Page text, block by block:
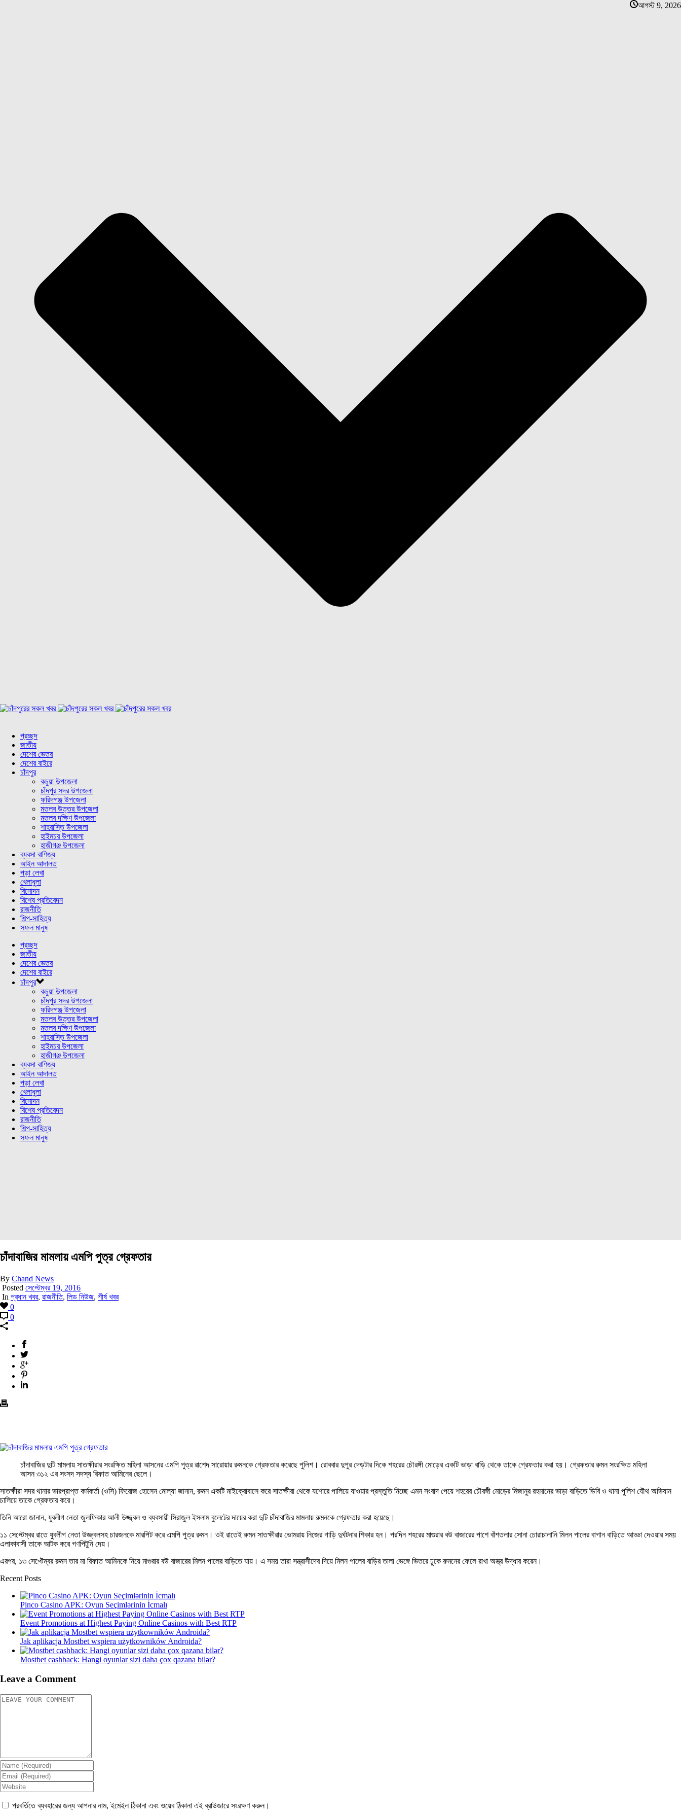
আগস্ট 9, 2026
প্রচ্ছদ
জাতীয়
দেশের ভেতর
দেশের বাইরে
চাঁদপুর
কচুয়া উপজেলা
চাঁদপুর সদর উপজেলা
ফরিদগঞ্জ উপজেলা
মতলব উত্তর উপজেলা
মতলব দক্ষিণ উপজেলা
শাহরাস্তি উপজেলা
হাইমচর উপজেলা
হাজীগঞ্জ উপজেলা
ব্যবসা বাণিজ্য
আইন আদালত
পড়া লেখা
খেলাধুলা
বিনোদন
বিশেষ প্রতিবেদন
রাজনীতি
শিল্প-সাহিত্য
সফল মানুষ
প্রচ্ছদ
জাতীয়
দেশের ভেতর
দেশের বাইরে
চাঁদপুর
কচুয়া উপজেলা
চাঁদপুর সদর উপজেলা
ফরিদগঞ্জ উপজেলা
মতলব উত্তর উপজেলা
মতলব দক্ষিণ উপজেলা
শাহরাস্তি উপজেলা
হাইমচর উপজেলা
হাজীগঞ্জ উপজেলা
ব্যবসা বাণিজ্য
আইন আদালত
পড়া লেখা
খেলাধুলা
বিনোদন
বিশেষ প্রতিবেদন
রাজনীতি
শিল্প-সাহিত্য
সফল মানুষ
চাঁদাবাজির মামলায় এমপি পুত্র গ্রেফতার
By Chand News
Posted সেপ্টেম্বর 19, 2016
In প্রধান খবর, রাজনীতি, লিড নিউজ, শীর্ষ খবর
0
0
চাঁদাবাজির দুটি মামলায় সাতক্ষীরার সংরক্ষিত মহিলা আসনের এমপি পুত্র রাশেদ সারোয়ার রুমনকে গ্রেফতার করেছে পুলিশ। রোববার দুপুর দেড়টার দিকে শহরের চৌরঙ্গী মোড়ের একটি ভাড়া বাড়ি থেকে তাকে গ্রেফতার করা হয়। গ্রেফতার রুমন সংরক্ষিত মহিলা
আসন ৩১২ এর সংসদ সদস্য রিফাত আমিনের ছেলে।
সাতক্ষীরা সদর থানার ভারপ্রাপ্ত কর্মকর্তা (ওসি) ফিরোজ হোসেন মোল্যা জানান, রুমন একটি মাইক্রোবাসে করে সাতক্ষীরা থেকে যশোরে পালিয়ে যাওয়ার প্রস্তুতি নিচ্ছে এমন সংবাদ পেয়ে শহরের চৌরঙ্গী মোড়ের মিজানুর রহমানের ভাড়া বাড়িতে ডিবি ও থানা পুলিশ যৌথ অভিযান
চালিয়ে তাকে গ্রেফতার করে।
তিনি আরো জানান, যুবলীগ নেতা জুলফিকার আলী উজ্জ্বল ও ব্যবসায়ী সিরাজুল ইসলাম বুলেটের দায়ের করা দুটি চাঁদাবাজির মামলায় রুমনকে গ্রেফতার করা হয়েছে।
১১ সেপ্টেম্বর রাতে যুবলীগ নেতা উজ্জ্বলসহ চারজনকে মারপিট করে এমপি পুত্র রুমন। ওই রাতেই রুমন সাতক্ষীরার ভোমরায় নিজের গাড়ি দুর্ঘটনার শিকার হন। পরদিন শহরের মাগুরার বউ বাজারের পাশে বাঁশতলার সোনা চোরাচালানি মিলন পালের বাগান বাড়িতে আড্ডা দেওয়ার সময়
এলাকাবাসী তাকে আটক করে গণপিটুনি দেয়।
এরপর, ১৩ সেপ্টেম্বর রুমন তার মা রিফাত আমিনকে নিয়ে মাগুরার বউ বাজারের মিলন পালের বাড়িতে যায়। এ সময় তারা সন্ত্রাসীদের দিয়ে মিলন পালের বাড়ির তালা ভেঙ্গে ভিতরে ঢুকে রুমনের ফেলে রাখা অস্ত্র উদ্ধার করেন।
Recent Posts
Pinco Casino APK: Oyun Seçimlərinin İcmalı
Event Promotions at Highest Paying Online Casinos with Best RTP
Jak aplikacja Mostbet wspiera użytkowników Androida?
Mostbet cashback: Hangi oyunlar sizi daha çox qazana bilər?
Leave a Comment
পরবর্তিতে ব্যবহারের জন্য আপনার নাম, ইমেইল ঠিকানা এবং ওয়েব ঠিকানা এই ব্রাউজারে সংরক্ষণ করুন।